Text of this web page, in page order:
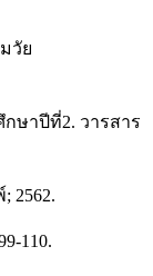
วัย
ษาปีที่2. วารสาร
2562.
110.